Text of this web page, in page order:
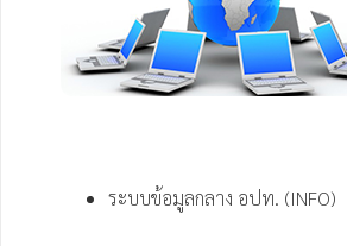
ระบบข้อมูลกลาง อปท. (INFO)